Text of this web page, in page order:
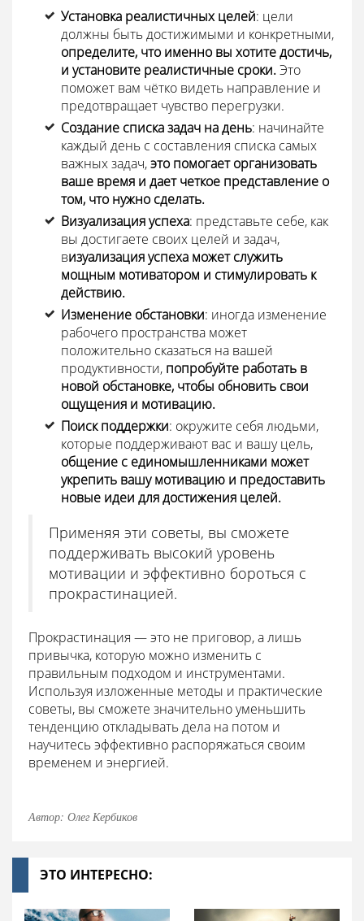
Установка реалистичных целей: цели
должны быть достижимыми и конкретными,
определите, что именно вы хотите достичь,
и установите реалистичные сроки.Это
поможет вам чётко видеть направление и
предотвращает чувство перегрузки.
Создание списка задач на день: начинайте
каждый день с составления списка самых
важных задач,это помогает организовать
ваше время и дает четкое представление о
том, что нужно сделать.
Визуализация успеха: представьте себе, как
вы достигаете своих целей и задач,
визуализация успеха может служить
мощным мотиватором и стимулировать к
действию.
Изменение обстановки: иногда изменение
рабочего пространства может
положительно сказаться на вашей
продуктивности, попробуйте работать в
новой обстановке, чтобы обновить свои
ощущения и мотивацию.
Поиск поддержки: окружите себя людьми,
которые поддерживают вас и вашу цель,
общение с единомышленниками может
укрепить вашу мотивацию и предоставить
новые идеи для достижения целей.
Применяя эти советы, вы сможете
поддерживать высокий уровень
мотивации и эффективно бороться с
прокрастинацией.
Прокрастинация — это не приговор, а лишь
привычка, которую можно изменить с
правильным подходом и инструментами.
Используя изложенные методы и практические
советы, вы сможете значительно уменьшить
тенденцию откладывать дела на потом и
научитесь эффективно распоряжаться своим
временем и энергией.
Автор: Олег Кербиков
ЭТО ИНТЕРЕСНО: